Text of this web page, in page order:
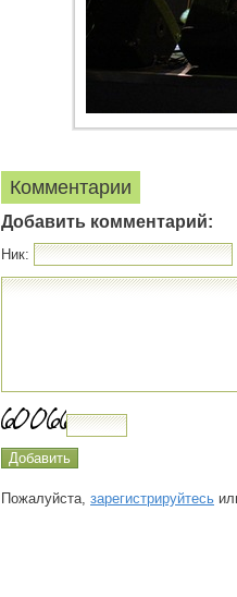
Комментарии
Добавить комментарий:
Ник:
Пожалуйста, зарегистрируйтесь